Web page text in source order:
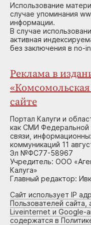
Использование
случае упоминания
информации.
В случае
активная
без заключения в no-
Реклама в
сайте
Портал Калуги и
как СМИ Федеральной
связи,
коммуникаций 11
Эл №ФС77-58967
Учредитель: ООО
Калуга»
Главный редактор:
Сайт использует IP
Пользователей сайта,
Liveinternet и Google-
содержатся в